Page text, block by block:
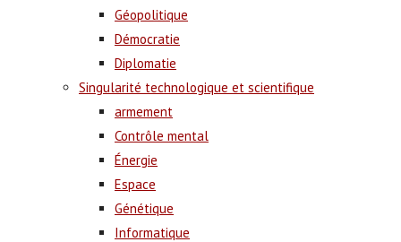
Géopolitique
Démocratie
Diplomatie
Singularité technologique et scientifique
armement
Contrôle mental
Énergie
Espace
Génétique
Informatique